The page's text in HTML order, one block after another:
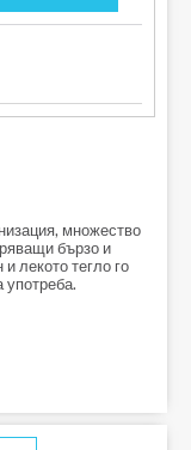
множество
бързо и
лекото тегло го
употреба.